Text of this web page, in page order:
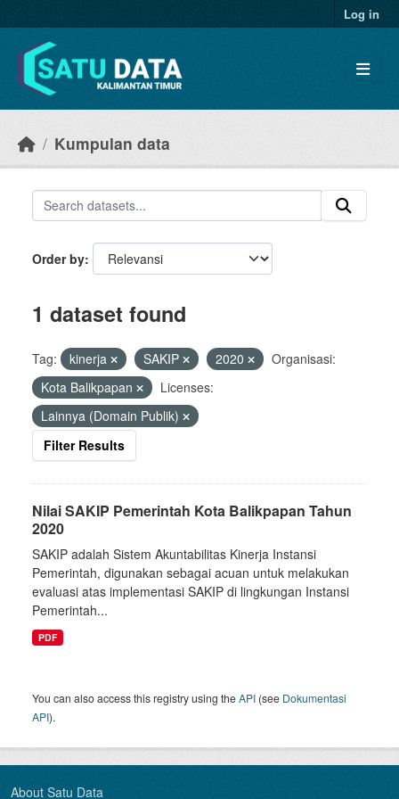
Log in
Kumpulan data
Order by
1 dataset found
Tag: kinerja SAKIP 2020
Organisasi:
Kota Balikpapan
Licenses:
Lainnya (Domain Publik)
Filter Results
Nilai SAKIP Pemerintah Kota Balikpapan Tahun
2020
SAKIP adalah Sistem Akuntabilitas Kinerja Instansi
Pemerintah, digunakan sebagai acuan untuk melakukan
evaluasi atas implementasi SAKIP di lingkungan Instansi
Pemerintah...
PDF
You can also access this registry using theAPI (see Dokumentasi
API).
About Satu Data